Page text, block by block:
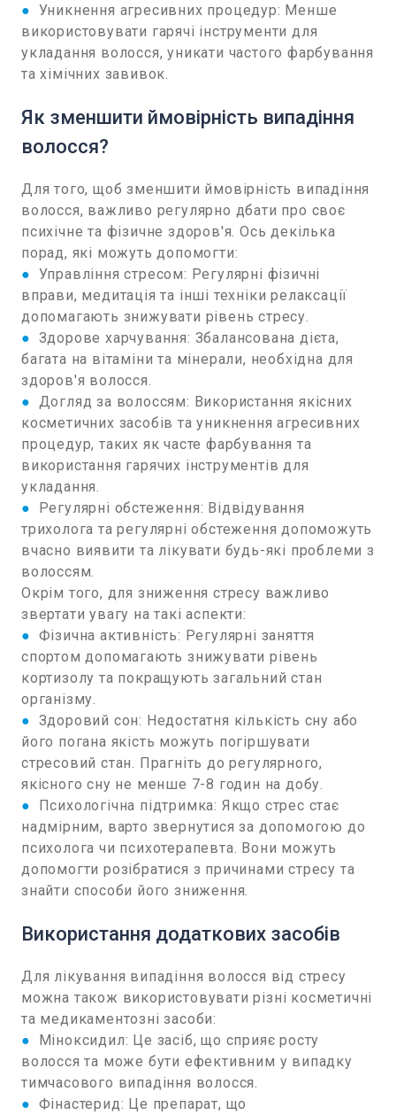
● Уникнення агресивних процедур: Менше
використовувати гарячі інструменти для
укладання волосся, уникати частого фарбування
та хімічних завивок.
Як зменшити ймовірність випадіння
волосся?
Для того, щоб зменшити ймовірність випадіння
волосся, важливо регулярно дбати про своє
психічне та фізичне здоров'я. Ось декілька
порад, які можуть допомогти:
● Управління стресом: Регулярні фізичні
вправи, медитація та інші техніки релаксації
допомагають знижувати рівень стресу.
● Здорове харчування: Збалансована дієта,
багата на вітаміни та мінерали, необхідна для
здоров'я волосся.
●
Догляд за волоссям: Використання якісних
косметичних засобів та уникнення агресивних
процедур, таких як часте фарбування та
використання гарячих інструментів для
укладання.
●
Регулярні обстеження: Відвідування
трихолога та регулярні обстеження допоможуть
вчасно виявити та лікувати будь-які проблеми з
волоссям.
Окрім того, для зниження стресу важливо
звертати увагу на такі аспекти:
● Фізична активність: Регулярні заняття
спортом допомагають знижувати рівень
кортизолу та покращують загальний стан
організму.
● Здоровий сон: Недостатня кількість сну або
його погана якість можуть погіршувати
стресовий стан. Прагніть до регулярного,
якісного сну не менше 7-8 годин на добу.
●
Психологічна підтримка: Якщо стрес стає
надмірним, варто звернутися за допомогою до
психолога чи психотерапевта. Вони можуть
допомогти розібратися з причинами стресу та
знайти способи його зниження.
Використання додаткових засобів
Для лікування випадіння волосся від стресу
можна також використовувати різні косметичні
та медикаментозні засоби:
●
Міноксидил: Це засіб, що сприяє росту
волосся та може бути ефективним у випадку
тимчасового випадіння волосся.
● Фінастерид: Це препарат, що